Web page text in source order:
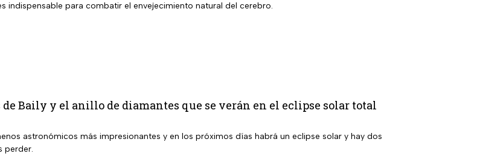
indispensable para combatir el envejecimiento natural del cerebro.
Baily y el anillo de diamantes que se verán en el eclipse solar total
astronómicos más impresionantes y en los próximos días habrá un eclipse solar y hay dos
perder.